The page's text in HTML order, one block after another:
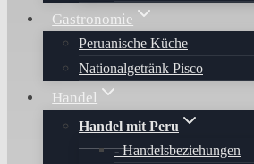
Gastronomie
Peruanische Küche
Nationalgetränk Pisco
Handel
Handel mit Peru
Handelsbeziehungen